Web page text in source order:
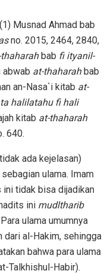
Musnad Ahmad bab
no. 2015, 2464, 2840,
bab fi ityanil-
abwab at-thaharahbab
an-Nasa`i kitab at-
halilatahu fi hali
kitab at-thaharah
640.
ada kejelasan)
ulama. Imam
ini tidak bisa dijadikan
ini mudltharib
ulama umumnya
dari al-Hakim, sehingga
bahwa para ulama
Talkhishul-Habir).